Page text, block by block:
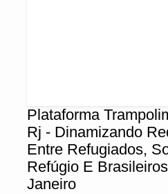
Plataforma
Rj - Dinamizando
Entre Refugiados,
Refúgio E
Janeiro